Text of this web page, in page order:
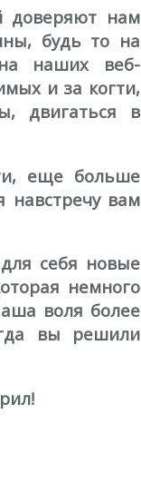
доверяют нам
будь то на
наших веб-
и за когти,
двигаться в
еще больше
навстречу вам
себя новые
немного
воля более
вы решили